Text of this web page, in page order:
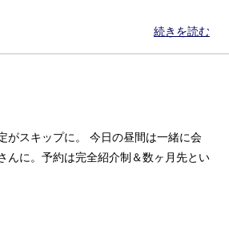
続きを読む
がスキップに。 今日の昼間は一緒に会
んに。予約は完全紹介制＆数ヶ月先とい